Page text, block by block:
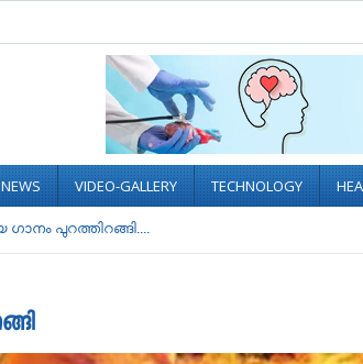
VIDEO-GALLERY TECHNOLOGY
പുറത്തിറങ്ങി....